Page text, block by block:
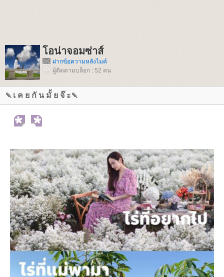
อน่าจอมซ่าส์
ฝากข้อความหลังไมค์
ผู้ติดตามบล็อก : 52 คน
🍡เ ค ย กั น มั้ ย จ๊ ะ🍡